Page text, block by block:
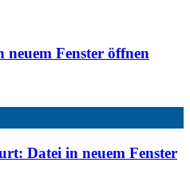
neuem Fenster öffnen
: Datei in neuem Fenster